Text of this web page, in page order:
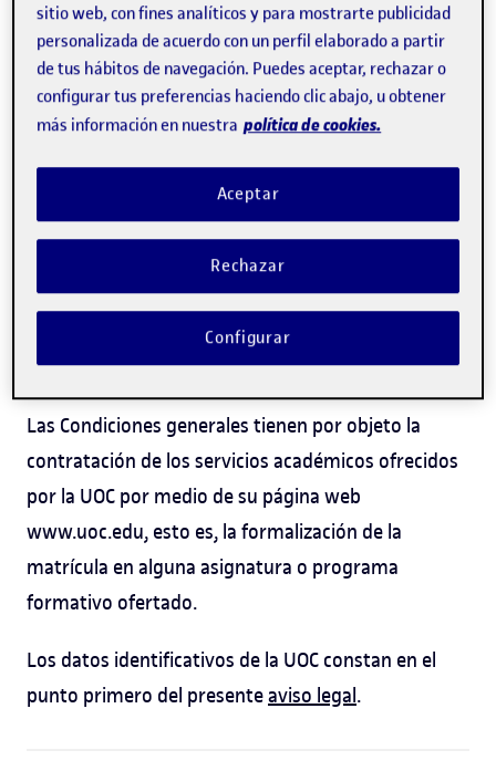
Mediante la aceptación de las Condiciones
generales usted manifiesta:
Que es una persona mayor de edad y con la
capacidad jurídica necesaria para contratar o, en su
caso, que dispone de la autorización del tutor legal
Que ha leído, entiende y acepta las Condiciones
II. Objeto
Las Condiciones generales tienen por objeto la
contratación de los servicios académicos ofrecidos
por la UOC por medio de su página web
www.uoc.edu, esto es, la formalización de la
matrícula en alguna asignatura o programa
formativo ofertado.
Los datos identificativos de la UOC constan en el
punto primero del presenteaviso legal.
sitio web, con fines analíticos y para mostrarte publicidad
personalizada de acuerdo con un perfil elaborado a partir
de tus hábitos de navegación. Puedes aceptar, rechazar o
configurar tus preferencias haciendo clic abajo, u obtener
más información en nuestra política de cookies.
Rechazar
Aceptar
Configurar